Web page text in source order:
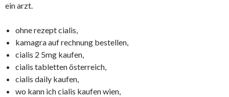
ein arzt.
ohne rezept cialis,
kamagra auf rechnung bestellen,
cialis 2 5mg kaufen,
cialis tabletten österreich,
cialis daily kaufen,
wo kann ich cialis kaufen wien,